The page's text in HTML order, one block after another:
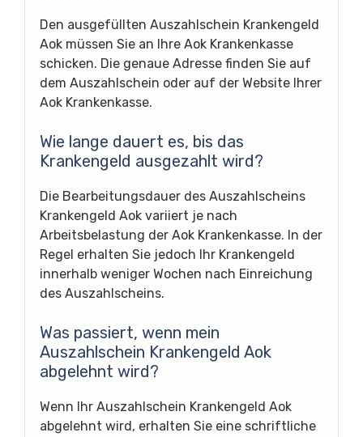
Den ausgefüllten Auszahlschein Krankengeld
Aok müssen Sie an Ihre Aok Krankenkasse
schicken. Die genaue Adresse finden Sie auf
dem Auszahlschein oder auf der Website Ihrer
Aok Krankenkasse.
Wie lange dauert es, bis das
Krankengeld ausgezahlt wird?
Die Bearbeitungsdauer des Auszahlscheins
Krankengeld Aok variiert je nach
Arbeitsbelastung der Aok Krankenkasse. In der
Regel erhalten Sie jedoch Ihr Krankengeld
innerhalb weniger Wochen nach Einreichung
des Auszahlscheins.
Was passiert, wenn mein
Auszahlschein Krankengeld Aok
abgelehnt wird?
Wenn Ihr Auszahlschein Krankengeld Aok
abgelehnt wird, erhalten Sie eine schriftliche